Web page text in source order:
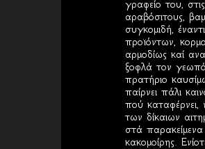
γραφείο του,
αραβόσιτους,
συγκομιδή,
προϊόντων,
αρμοδίως καί
ξοφλά τον
πρατήριο
παίρνει πάλι
πού καταφέρνει,
των δίκαιων
στά
κακομοίρης.